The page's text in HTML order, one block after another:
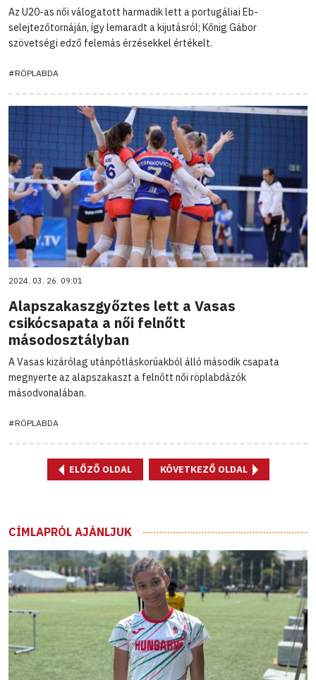
Az U20-as női válogatott harmadik lett a portugáliai Eb-
selejtezőtornáján, így lemaradt a kijutásról; Kőnig Gábor
szövetségi edző felemás érzésekkel értékelt.
#RÖPLABDA
2024. 03. 26. 09:01
Alapszakaszgyőztes lett a Vasas
csikócsapata a női felnőtt
másodosztályban
A Vasas kizárólag utánpótláskorúakból álló második csapata
megnyerte az alapszakaszt a felnőtt női röplabdázók
másodvonalában.
#RÖPLABDA
ELŐZŐ OLDAL KÖVETKEZŐ OLDAL
CÍMLAPRÓL AJÁNLJUK